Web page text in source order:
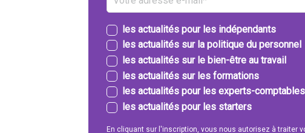
les actualités pour les indépendants
les actualités sur la politique du personnel
les actualités sur le bien-être au travail
les actualités sur les formations
les actualités pour les experts-
les actualités pour les starters
En cliquant sur l'inscription, vous nous autorisez à traiter